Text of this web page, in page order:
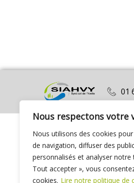
Nous respectons votre
Nous utilisons des cookies
de navigation, diffuser des
personnalisés et analyser notre
Tout accepter », vous
cookies. Lire notre politique de
01